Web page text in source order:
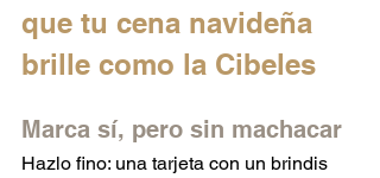
que tu cena navideña
brille como la Cibeles
Marca sí, pero sin machacar
Hazlo fino: una tarjeta con un brindis